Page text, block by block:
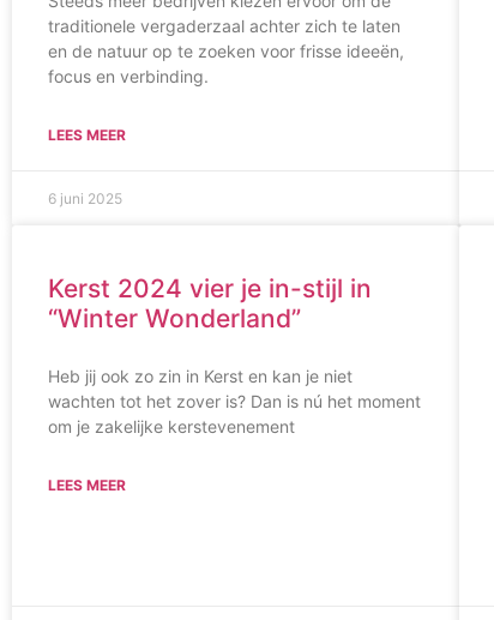
traditionele vergaderzaal achter zich te laten
en de natuur op te zoeken voor frisse ideeën,
focus en verbinding.
LEES MEER
6 juni 2025
Kerst 2024 vier je in-stijl in
“Winter Wonderland”
Heb jij ook zo zin in Kerst en kan je niet
wachten tot het zover is? Dan is nú het moment
om je zakelijke kerstevenement
LEES MEER